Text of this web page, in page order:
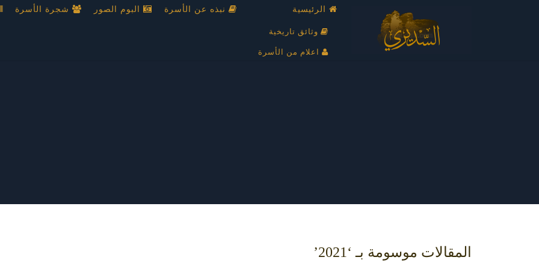
الرئيسية
وثائق تاريخية
اعلام من الأسرة
نبذه عن الأسرة البوم الصور شجرة الأسرة
المقالات موسومة بـ ‘2021’